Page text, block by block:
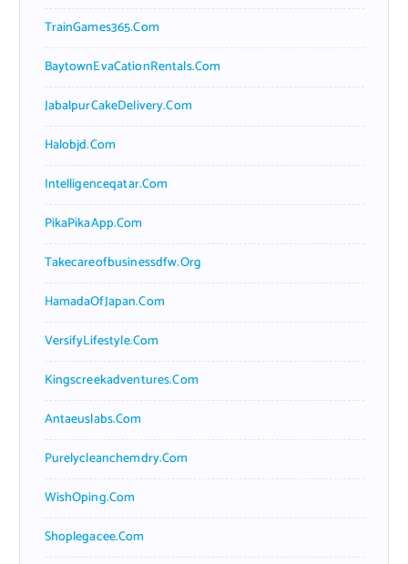
TrainGames365.com
BaytownEvaCationRentals.com
JabalpurCakeDelivery.com
Halobjd.com
Intelligenceqatar.com
PikaPikaApp.com
Takecareofbusinessdfw.org
HamadaOfJapan.com
VersifyLifestyle.com
Kingscreekadventures.com
Antaeuslabs.com
Purelycleanchemdry.com
WishOping.com
Shoplegacee.com